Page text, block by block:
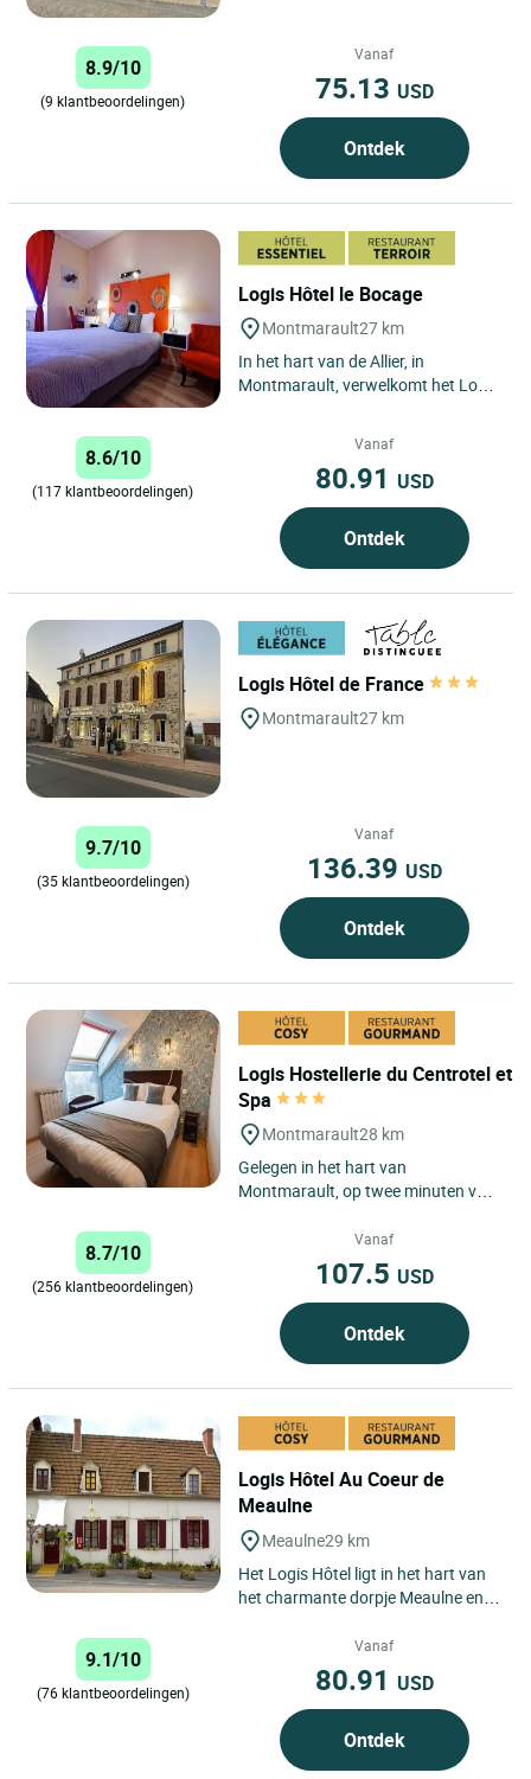
8.9/10
(9 klantbeoordelingen)
Vanaf
75.13 USD
Ontdek
Logis Hôtel le Bocage
Montmarault27 km
In het hart van de Allier, in
Montmarault, verwelkomt het Logis
8.6/10
(117 klantbeoordelingen)
Vanaf
80.91 USD
Ontdek
Logis Hôtel de France
Montmarault27 km
9.7/10
(35 klantbeoordelingen)
Vanaf
136.39 USD
Ontdek
Logis Hostellerie du Centrotel et
Spa
Montmarault28 km
Gelegen in het hart van
Montmarault, op twee minuten van
Hostellerie du Centrotel et Spa
8.7/10
(256 klantbeoordelingen)
Vanaf
107.5 USD
Ontdek
Logis Hôtel Au Coeur de
Meaulne
Meaulne29 km
Het Logis Hôtel ligt in het hart van
het charmante dorpje Meaulne en
voor reizigers die...
9.1/10
(76 klantbeoordelingen)
Vanaf
80.91 USD
Ontdek